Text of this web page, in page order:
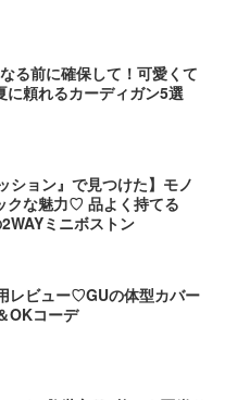
る前に確保して！可愛くて
頼れるカーディガン5選
ション』で見つけた】モノ
クな魅力♡ 品よく持てる
ミニボストン
レビュー♡GUの体型カバー
OKコーデ